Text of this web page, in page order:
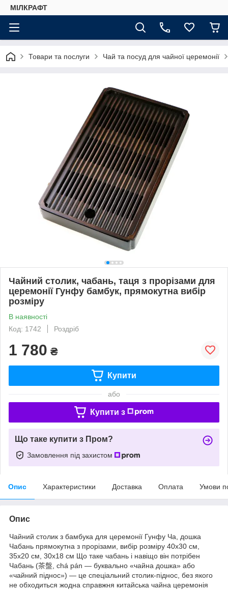
МІЛКРАФТ
Товари та послуги Чай та посуд для чайної церемонії
Чайний столик, чабань, таця з прорізами для
церемонії Гунфу бамбук, прямокутна вибір
розміру
В наявності
Код: 1742
Роздріб
1 780 ₴
Купити
або
Купити з
Що таке купити з Пром?
Замовлення під захистом
Опис Характеристики Доставка Оплата Умови
Опис
Чайний столик з бамбука для церемонії Гунфу Ча, дошка
Чабань прямокутна з прорізами, вибір розміру 40х30 см,
35х20 см, 30х18 см Що таке чабань і навіщо він потрібен
Чабань (茶盤, chá pán — буквально «чайна дошка» або
«чайний піднос») — це спеціальний столик-піднос, без якого
не обходиться жодна справжня китайська чайна церемонія